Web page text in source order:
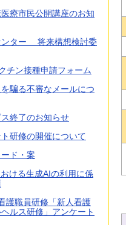
療市民公開講座のお知
ンター 将来構想検討委
チン接種申請フォーム
騙る不審なメールにつ
終了のお知らせ
研修の開催について
ド・案
ける生成AIの利用に係
護職員研修「新人看護
ルス研修」アンケート